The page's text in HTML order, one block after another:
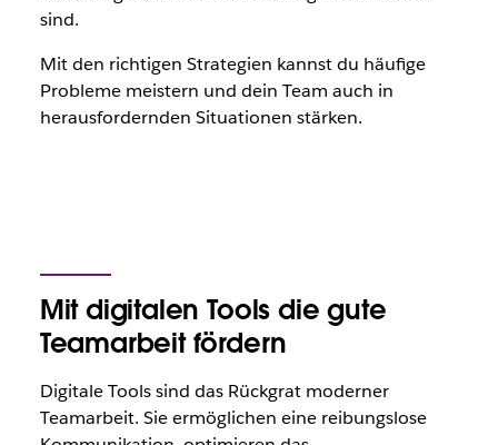
sind.
Mit den richtigen Strategien kannst du häufige
Probleme meistern und dein Team auch in
herausfordernden Situationen stärken.
Mit digitalen Tools die gute
Teamarbeit fördern
Digitale Tools sind das Rückgrat moderner
Teamarbeit. Sie ermöglichen eine reibungslose